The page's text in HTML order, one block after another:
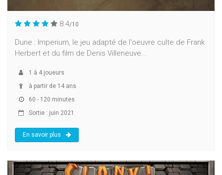
8.4/10
Dune : Imperium, le jeu adapté de l'oeuvre culte de Frank
Herbert et du film de Denis Villeneuve...
1 à 4 joueurs
à partir de 14 ans
60 - 120 minutes
Sortie : juin 2021
En savoir plus